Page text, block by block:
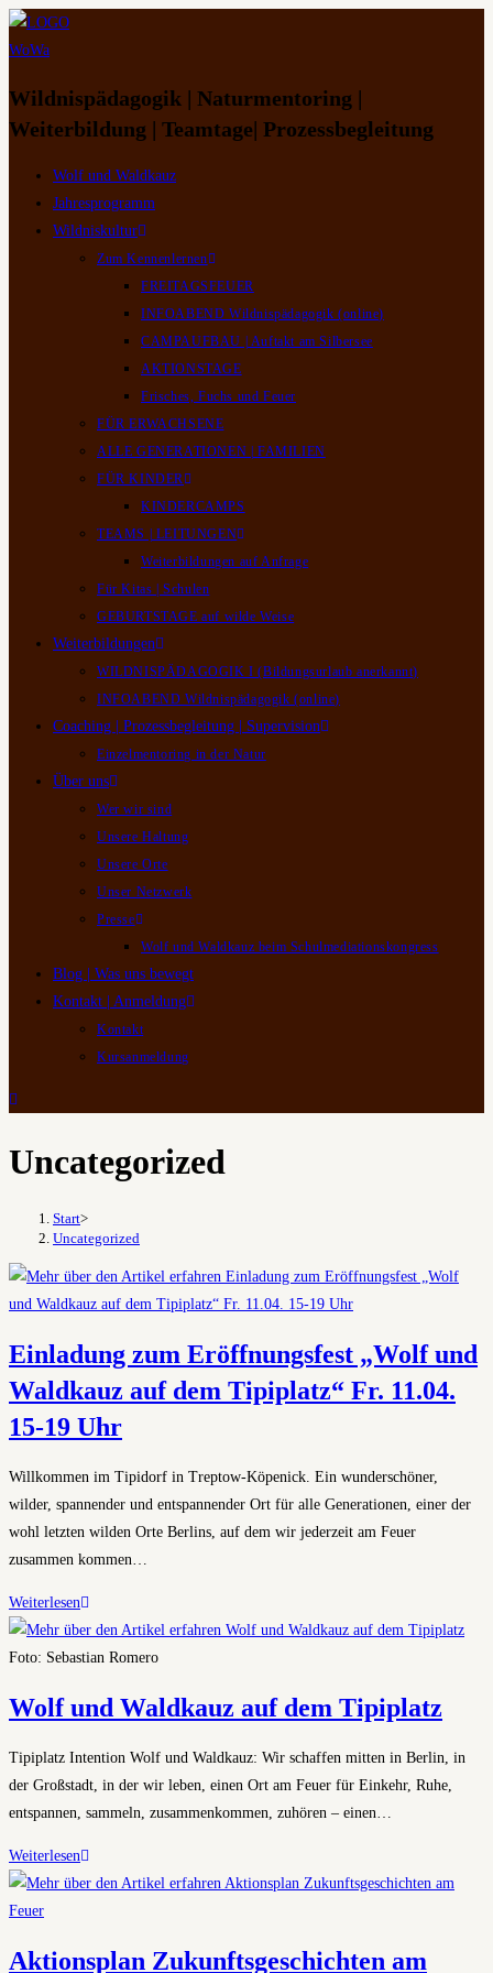
Zum
Inhalt
Wildnispädagogik | Naturmentoring |
Weiterbildung | Teamtage| Prozessbegleitung
Wolf und Waldkauz
Jahresprogramm
Wildniskultur
Zum Kennenlernen
FREITAGSFEUER
INFOABEND Wildnispädagogik (online)
CAMPAUFBAU | Auftakt am Silbersee
AKTIONSTAGE
Frisches, Fuchs und Feuer
FÜR ERWACHSENE
ALLE GENERATIONEN | FAMILIEN
FÜR KINDER
KINDERCAMPS
TEAMS | LEITUNGEN
Weiterbildungen auf Anfrage
Für Kitas | Schulen
GEBURTSTAGE auf wilde Weise
Weiterbildungen
WILDNISPÄDAGOGIK I (Bildungsurlaub anerkannt)
INFOABEND Wildnispädagogik (online)
Coaching | Prozessbegleitung | Supervision
Einzelmentoring in der Natur
Über uns
Wer wir sind
Unsere Haltung
Unsere Orte
Unser Netzwerk
Presse
Wolf und Waldkauz beim Schulmediationskongress
Blog | Was uns bewegt
Kontakt | Anmeldung
Kontakt
Kursanmeldung
Uncategorized
Start>
Uncategorized
Einladung zum Eröffnungsfest „Wolf und
Waldkauz auf dem Tipiplatz“ Fr. 11.04.
15-19 Uhr
Willkommen im Tipidorf in Treptow-Köpenick. Ein wunderschöner,
wilder, spannender und entspannender Ort für alle Generationen, einer der
wohl letzten wilden Orte Berlins, auf dem wir jederzeit am Feuer
zusammen kommen…
WeiterlesenEinladung
zum
Eröffnungsfest
und
auf
dem
Tipiplatz“
Fr.
11.04.
Uhr
Foto: Sebastian Romero
Wolf und Waldkauz auf dem Tipiplatz
Tipiplatz Intention Wolf und Waldkauz: Wir schaffen mitten in Berlin, in
der Großstadt, in der wir leben, einen Ort am Feuer für Einkehr, Ruhe,
entspannen, sammeln, zusammenkommen, zuhören – einen…
WeiterlesenWolf
und
dem
Aktionsplan Zukunftsgeschichten am